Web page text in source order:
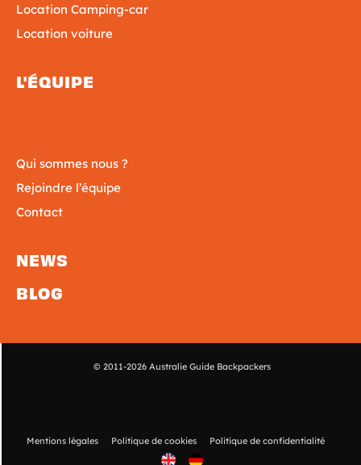
Location Camping-car
Location voiture
L'ÉQUIPE
Qui sommes nous ?
Rejoindre l’équipe
Contact
NEWS
BLOG
© 2011-2026 Australie Guide Backpackers
Mentions légales Politique de cookies Politique de confidentialité